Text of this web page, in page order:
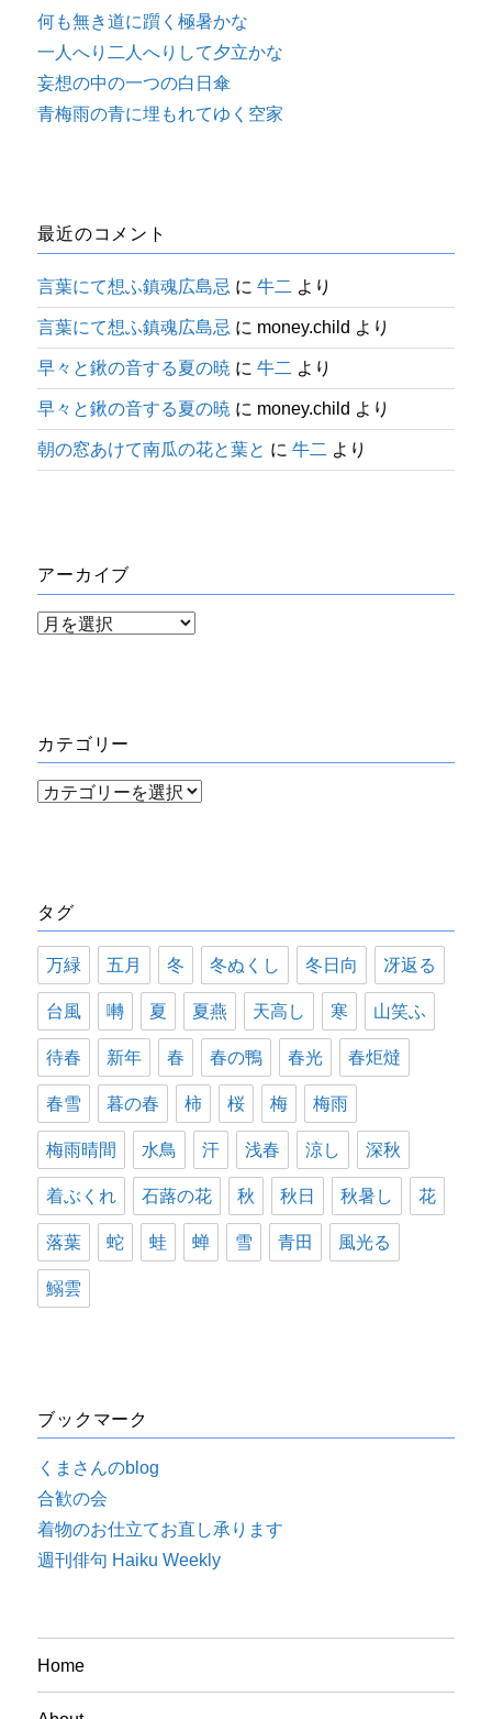
何も無き道に躓く極暑かな
一人へり二人へりして夕立かな
妄想の中の一つの白日傘
青梅雨の青に埋もれてゆく空家
最近のコメント
言葉にて想ふ鎮魂広島忌 に牛二 より
言葉にて想ふ鎮魂広島忌 に money.child より
早々と鍬の音する夏の暁 に牛二 より
早々と鍬の音する夏の暁 に money.child より
朝の窓あけて南瓜の花と葉と に牛二 より
アーカイブ
ア
ブ
カテゴリー
カ
ー
タグ
万緑 五月 冬 冬ぬくし 冬日向 冴返る
台風 囀 夏 夏燕 天高し 寒 山笑ふ
待春 新年 春 春の鴨 春光 春炬燵
春雪 暮の春 柿 桜 梅 梅雨
梅雨晴間 水鳥 汗 浅春 涼し 深秋
着ぶくれ 石蕗の花 秋 秋日 秋暑し 花
落葉 蛇 蛙 蝉 雪 青田 風光る
鰯雲
ブックマーク
くまさんのblog
合歓の会
着物のお仕立てお直し承ります
週刊俳句 Haiku Weekly
Home